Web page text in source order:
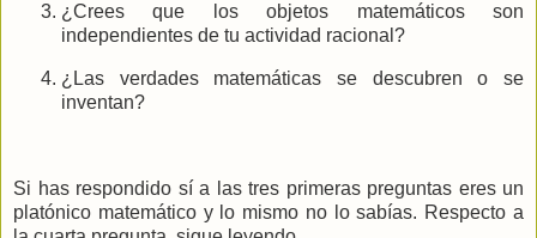
¿Crees que los objetos matemáticos son
independientes de tu actividad racional?
¿Las verdades matemáticas se descubren o se
inventan?
Si has respondido sí a las tres primeras preguntas eres un
platónico matemático y lo mismo no lo sabías. Respecto a